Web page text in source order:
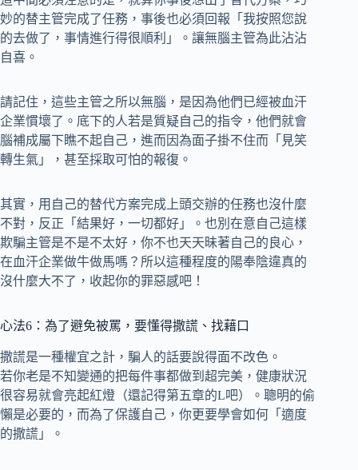
妙的替主管完成了任務，事後也必須回報「我按照您說
的去做了，事情進行得很順利」。讓無腦主管為此沾沾
自喜。
請記住，這些主管之所以無腦，是因為他們已經被血汗
企業慣壞了。底下的人若是質疑自己的指令，他們就會
腦補成屬下瞧不起自己，進而因為面子掛不住而「見笑
轉生氣」，甚至採取可怕的報復。
其實，用自己的替代方案完成上頭交辦的任務也沒什麼
不對，反正「結果好，一切都好」。也別在意自己這樣
欺騙主管是不是不太好，你不也天天昧著自己的良心，
在血汗企業做牛做馬嗎？所以這種程度的陽奉陰違真的
沒什麼大不了，收起你的罪惡感吧！
心法6：為了避免被罵，要懂得撒謊、找藉口
撒謊是一種權宜之計，騙人的話要說得面不改色。
若你老是不知變通的把每件事都做到超完美，健康狀況
很容易就會亮起紅燈（還記得第五章的L吧）。聰明的偷
懶是必要的，而為了保護自己，你更要學會如何「適度
的撒謊」。